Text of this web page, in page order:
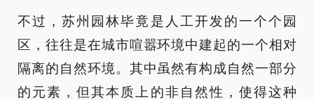
不过，苏州园林毕竟是人工开发的一个个园
区，往往是在城市喧嚣环境中建起的一个相对
隔离的自然环境。其中虽然有构成自然一部分
的元素，但其本质上的非自然性，使得这种